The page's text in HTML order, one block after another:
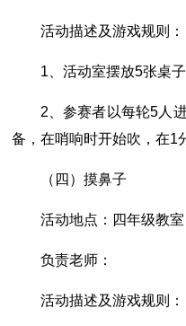
活动描述及游戏规则：
1、活动室摆放5张桌
2、参赛者以每轮5人
备，在哨响时开始吹，在1
（四）摸鼻子
活动地点：四年级教室
负责老师：
活动描述及游戏规则：